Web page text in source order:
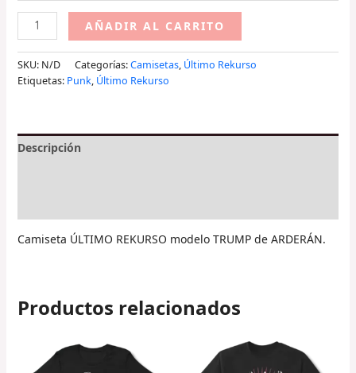
AÑADIR AL CARRITO
SKU: N/D Categorías:Camisetas, Último Rekurso
Etiquetas: Punk, Último Rekurso
Descripción
Camiseta ÚLTIMO REKURSO modelo TRUMP de ARDERÁN.
Productos relacionados